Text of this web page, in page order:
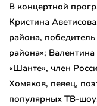
В концертной
Кристина
района,
района»;
«Шанте», член
Хомяков, певец,
популярных ТВ-